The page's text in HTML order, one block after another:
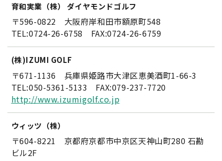
育和実業（株） ダイヤモンドゴルフ
〒596-0822 大阪府岸和田市額原町548
TEL:0724-26-6758 FAX:0724-26-6759
(株)IZUMI GOLF
〒671-1136 兵庫県姫路市大津区恵美酒町1-66-3
TEL:050-5361-5133 FAX:079-237-7720
http://www.izumigolf.co.jp
ウィッツ（株）
〒604-8221 京都府京都市中京区天神山町280 石勘
ビル2F